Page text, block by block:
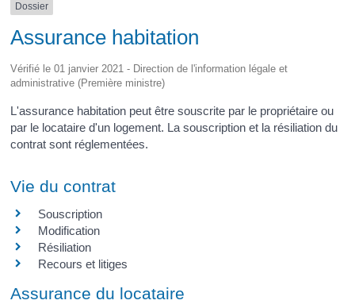
Dossier
Assurance habitation
Vérifié le 01 janvier 2021 - Direction de l'information légale et
administrative (Première ministre)
L'assurance habitation peut être souscrite par le propriétaire ou
par le locataire d'un logement. La souscription et la résiliation du
contrat sont réglementées.
Vie du contrat
Souscription
Modification
Résiliation
Recours et litiges
Assurance du locataire